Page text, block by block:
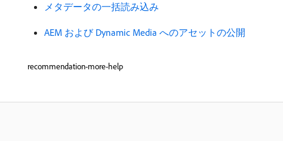
メタデータの一括読み込み
AEM および Dynamic Media へのアセットの公開
recommendation-more-help